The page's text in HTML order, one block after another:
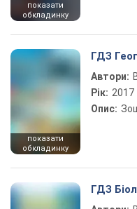
показати
обкладинку
показати
обкладинку
ГДЗ
Автори:
Рік: 2017
Опис:
ГДЗ